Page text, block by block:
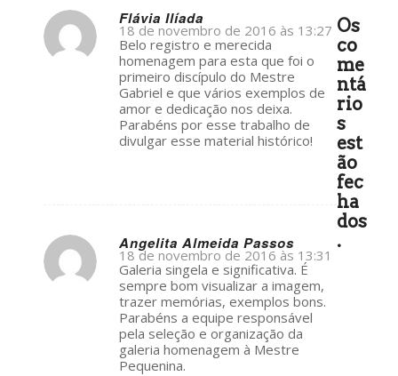
Flávia Ilíada
s
ays:
18 de novembro de 2016 às 13:27
Belo registro e merecida
homenagem para esta que foi o
primeiro discípulo do Mestre
Gabriel e que vários exemplos de
amor e dedicação nos deixa.
Parabéns por esse trabalho de
divulgar esse material histórico!
Angelita Almeida Passos
s
ays:
18 de novembro de 2016 às 13:31
Galeria singela e significativa. É
sempre bom visualizar a imagem,
trazer memórias, exemplos bons.
Parabéns a equipe responsável
pela seleção e organização da
galeria homenagem à Mestre
Pequenina.
Os
co
me
ntá
rio
s
est
ão
fec
ha
dos
.